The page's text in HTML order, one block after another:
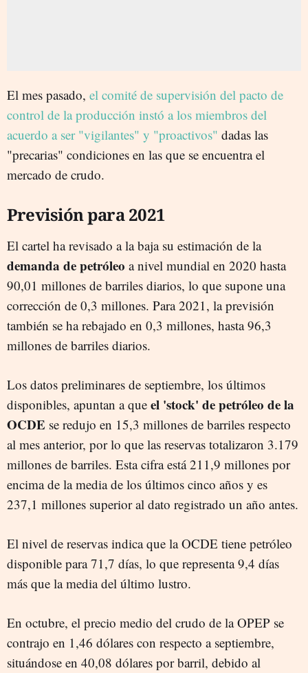
El mes pasado, el comité de supervisión del pacto de
control de la producción instó a los miembros del
acuerdo a ser "vigilantes" y "proactivos" dadas las
"precarias" condiciones en las que se encuentra el
mercado de crudo.
Previsión para 2021
El cartel ha revisado a la baja su estimación de la
demanda de petróleo a nivel mundial en 2020 hasta
90,01 millones de barriles diarios, lo que supone una
corrección de 0,3 millones. Para 2021, la previsión
también se ha rebajado en 0,3 millones, hasta 96,3
millones de barriles diarios.
Los datos preliminares de septiembre, los últimos
disponibles, apuntan a que el 'stock' de petróleo de la
OCDE se redujo en 15,3 millones de barriles respecto
al mes anterior, por lo que las reservas totalizaron 3.179
millones de barriles. Esta cifra está 211,9 millones por
encima de la media de los últimos cinco años y es
237,1 millones superior al dato registrado un año antes.
El nivel de reservas indica que la OCDE tiene petróleo
disponible para 71,7 días, lo que representa 9,4 días
más que la media del último lustro.
En octubre, el precio medio del crudo de la OPEP se
contrajo en 1,46 dólares con respecto a septiembre,
situándose en 40,08 dólares por barril, debido al